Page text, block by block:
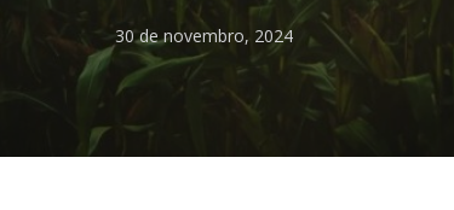
30 de novembro, 2024